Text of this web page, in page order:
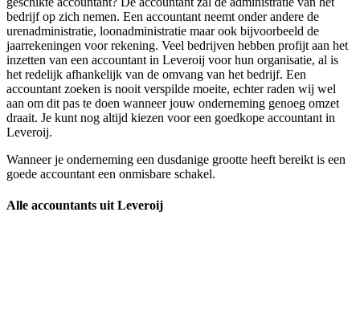
bedrijf op zich nemen. Een accountant neemt onder andere de
urenadministratie, loonadministratie maar ook bijvoorbeeld de
jaarrekeningen voor rekening. Veel bedrijven hebben profijt aan het
inzetten van een accountant in Leveroij voor hun organisatie, al is
het redelijk afhankelijk van de omvang van het bedrijf. Een
accountant zoeken is nooit verspilde moeite, echter raden wij wel
aan om dit pas te doen wanneer jouw onderneming genoeg omzet
draait. Je kunt nog altijd kiezen voor een goedkope accountant in
Leveroij.
Wanneer je onderneming een dusdanige grootte heeft bereikt is een
goede accountant een onmisbare schakel.
Alle accountants uit Leveroij